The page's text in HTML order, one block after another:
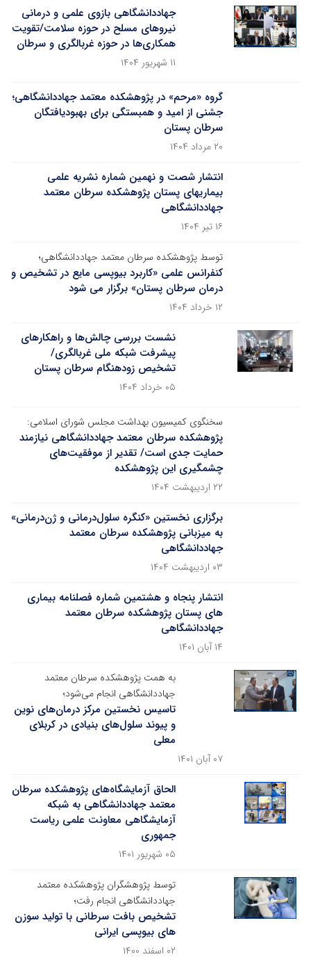
جهاددانشگاهی بازوی علمی و درمانی
نیروهای مسلح در حوزه سلامت/تقویت
همکاری‌ها در حوزه غربالگری و سرطان
۱۱ شهریور ۱۴۰۴
گروه «مرحم» در پژوهشکده معتمد جهاددانشگاهی؛
جشنی از امید و همبستگی برای بهبودیافتگان
سرطان پستان
۲۰ مرداد ۱۴۰۴
انتشار شصت و نهمین شماره نشریه علمی
بیماری‏های پستان پژوهشکده سرطان معتمد
جهاددانشگاهی
۱۶ تیر ۱۴۰۴
توسط پژوهشکده سرطان معتمد جهاددانشگاهی؛
کنفرانس علمی «کاربرد بیوپسی مایع در تشخیص و
درمان سرطان پستان» برگزار می شود
۱۲ خرداد ۱۴۰۴
نشست بررسی چالش‌ها و راهکارهای
پیشرفت شبکه ملی غربالگری/
تشخیص زودهنگام سرطان پستان
۰۵ خرداد ۱۴۰۴
سخنگوی کمیسیون بهداشت مجلس شورای اسلامی:
پژوهشکده سرطان معتمد جهاددانشگاهی نیازمند
حمایت جدی است/ تقدیر از موفقیت‌های
چشمگیری این پژوهشکده
۲۲ اردیبهشت ۱۴۰۴
برگزاری نخستین «کنگره سلول‌درمانی و ژن‌درمانی»
به میزبانی پژوهشکده سرطان معتمد
جهاددانشگاهی
۰۳ اردیبهشت ۱۴۰۴
انتشار پنجاه و هشتمین شماره فصلنامه بیماری
‏های پستان پژوهشکده سرطان معتمد
جهاددانشگاهی
۱۴ آبان ۱۴۰۱
به همت پژوهشکده سرطان معتمد
جهاددانشگاهی انجام می‌شود؛
تاسیس نخستین مرکز درمان‌های نوین
و پیوند سلول‌های بنیادی در کربلای
معلی
۰۷ آبان ۱۴۰۱
الحاق آزمایشگاه‌های پژوهشکده سرطان
معتمد جهاددانشگاهی به شبکه
آزمایشگاهی معاونت علمی ریاست
جمهوری
۰۵ شهریور ۱۴۰۱
توسط پژوهشگران پژوهشکده معتمد
جهاددانشگاهی انجام رفت؛
تشخیص بافت سرطانی با تولید سوزن
های بیوپسی ایرانی
۰۲ اسفند ۱۴۰۰